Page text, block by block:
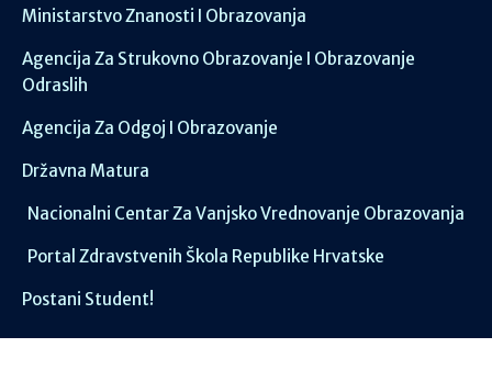
Ministarstvo Znanosti I Obrazovanja
Agencija Za Strukovno Obrazovanje I Obrazovanje
Odraslih
Agencija Za Odgoj I Obrazovanje
Državna Matura
Nacionalni Centar Za Vanjsko Vrednovanje Obrazovanja
Portal Zdravstvenih Škola Republike Hrvatske
Postani Student!